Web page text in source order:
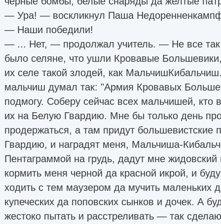
— Ура! — воскликнул Паша
— Наши победили!
— ... Нет, — продолжал учитель. — Не все так
было селяне, что ушли Кровавые
их селе такой злодей, как
мальчиш думал так: "Армия Кровавых
подмогу. Соберу сейчас всех мальчишей, кто
их на Белую Гвардию. Мне бы только день
продержаться, а там придут
Гвардию, и наградят меня, Мальчиша-
Пентаграммой на грудь, дадут мне жидовский
кормить меня черной да красной икрой, и
ходить с тем маузером да мучить маленьких
купеческих да поповских сынков и дочек. А
жестоко пытать и расстреливать — так